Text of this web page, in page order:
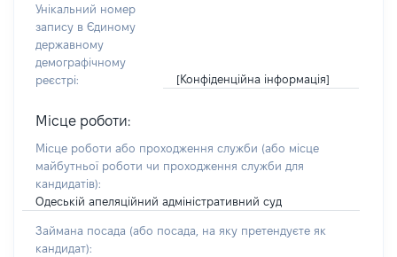
Унікальний номер
запису в Єдиному
державному
демографічному
реєстрі:
[Конфіденційна інформація]
Місце роботи:
Місце роботи або проходження служби (або місце
майбутньої роботи чи проходження служби для
кандидатів):
Одеській апеляційний адміністративний суд
Займана посада (або посада, на яку претендуєте як
кандидат):